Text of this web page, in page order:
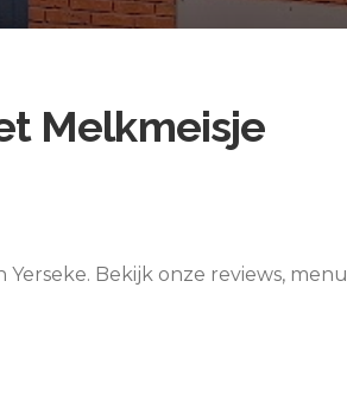
Melkmeisje
Bekijk onze reviews, menu